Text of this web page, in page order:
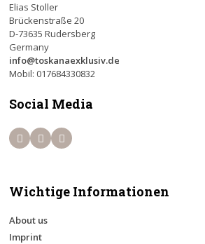
Elias Stoller
Brückenstraße 20
D-73635 Rudersberg
Germany
info@toskanaexklusiv.de
Mobil: 017684330832
Social Media
Wichtige Informationen
About us
Imprint